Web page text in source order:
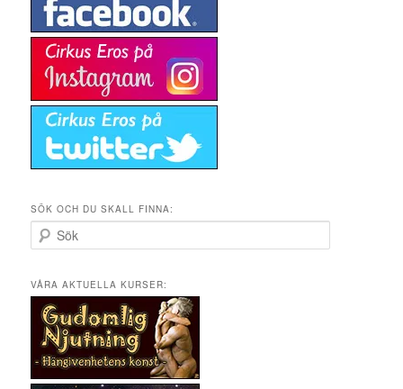
SÖK OCH DU SKALL FINNA:
ö
VÅRA AKTUELLA KURSER: